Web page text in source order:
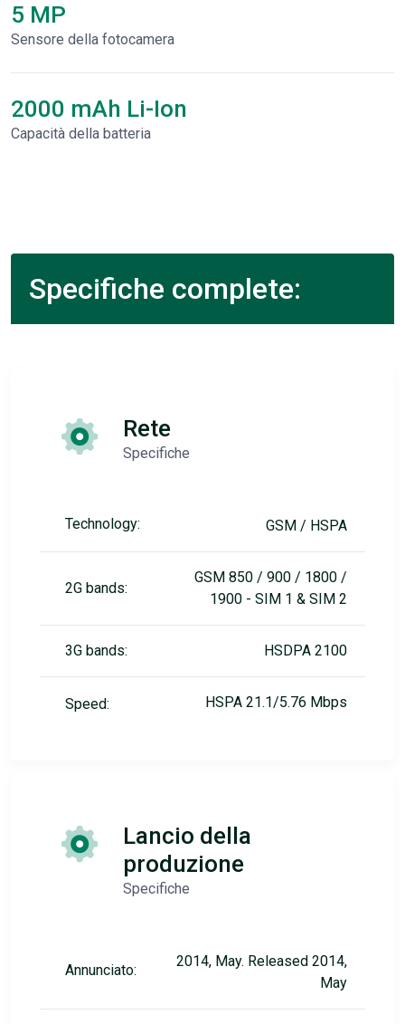
5 MP
Sensore della fotocamera
2000 mAh Li-Ion
Capacità della batteria
Specifiche complete:
Rete
Specifiche
Technology: GSM / HSPA
2G bands:
GSM 850 / 900 / 1800 /
1900 - SIM 1 & SIM 2
3G bands: HSDPA 2100
Speed: HSPA 21.1/5.76 Mbps
Lancio della
produzione
Specifiche
Annunciato:
2014, May. Released 2014,
May